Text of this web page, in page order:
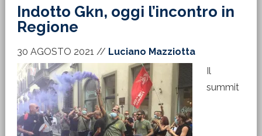
Indotto Gkn, oggi l’incontro in
Regione
30 AGOSTO 2021 // Luciano Mazziotta
Il
summit